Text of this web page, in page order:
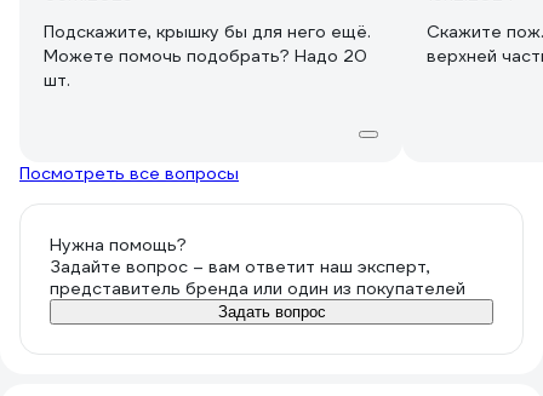
Подскажите, крышку бы для него ещё.
Можете помочь подобрать? Надо 20
шт.
Скажите
верхней
Посмотреть все вопросы
Нужна помощь?
Задайте вопрос – вам ответит наш эксперт,
представитель бренда или один из покупателей
Задать вопрос